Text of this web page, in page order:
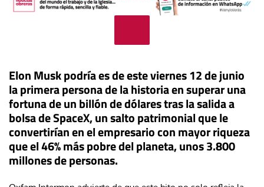
Elon Musk podría es de este viernes 12 de junio
la primera persona de la historia en superar una
fortuna de un billón de dólares tras la salida a
bolsa de SpaceX, un salto patrimonial que le
convertirían en el empresario con mayor riqueza
que el 46% más pobre del planeta, unos 3.800
millones de personas.